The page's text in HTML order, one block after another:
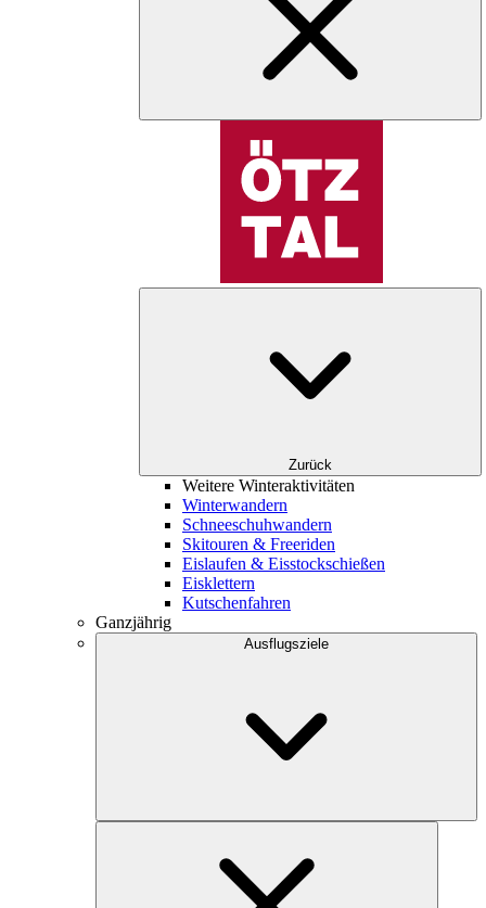
Zurück
Weitere Winteraktivitäten
Winterwandern
Schneeschuhwandern
Skitouren & Freeriden
Eislaufen & Eisstockschießen
Eisklettern
Kutschenfahren
Ganzjährig
Ausflugsziele